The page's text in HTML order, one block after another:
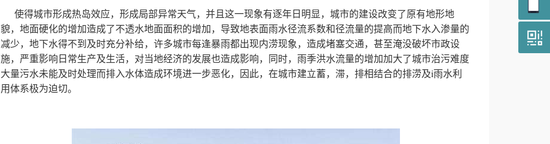
使得城市形成热岛效应，形成局部异常天气，并且这一现象有逐年日明显，城市的建设改变了原有地形地
貌，地面硬化的增加造成了不透水地面面积的增加，导致地表面雨水径流系数和径流量的提高而地下水入渗量的
减少，地下水得不到及时充分补给，许多城市每逢暴雨都出现内涝现象，造成堵塞交通，甚至淹没破坏市政设
施，严重影响日常生产及生活，对当地经济的发展也造成影响，同时，雨季洪水流量的增加加大了城市治污难度
大量污水未能及时处理而排入水体造成环境进一步恶化，因此，在城市建立蓄，滞，排相结合的排涝及i雨水利
用体系极为迫切。